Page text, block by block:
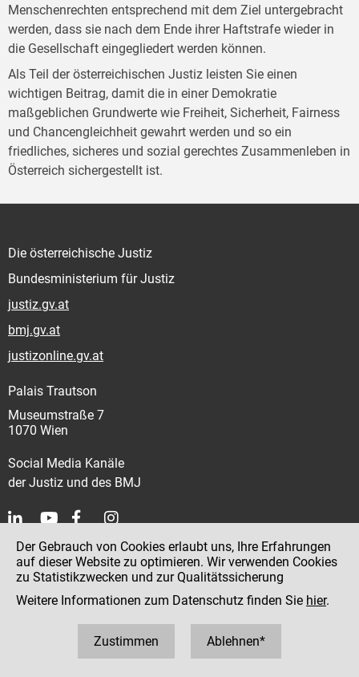
Menschenrechten entsprechend mit dem Ziel untergebracht
werden, dass sie nach dem Ende ihrer Haftstrafe wieder in
die Gesellschaft eingegliedert werden können.
Als Teil der österreichischen Justiz leisten Sie einen
wichtigen Beitrag, damit die in einer Demokratie
maßgeblichen Grundwerte wie Freiheit, Sicherheit, Fairness
und Chancengleichheit gewahrt werden und so ein
friedliches, sicheres und sozial gerechtes Zusammenleben in
Österreich sichergestellt ist.
Die österreichische Justiz
Bundesministerium für Justiz
justiz.gv.at
bmj.gv.at
justizonline.gv.at
Palais Trautson
Museumstraße 7
1070 Wien
Social Media Kanäle
der Justiz und des BMJ
Kontakt
Impressum
Datenschutz
Hinweisgeber:innenplattform (für Mitarbeiter:innen)
Der Gebrauch von Cookies erlaubt uns, Ihre Erfahrungen
auf dieser Website zu optimieren. Wir verwenden Cookies
zu Statistikzwecken und zur Qualitätssicherung
Weitere Informationen zum Datenschutz finden Sie hier.
Zustimmen Ablehnen*